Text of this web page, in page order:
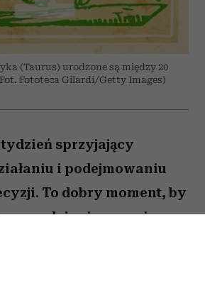
(Taurus) urodzone są między 20
Fototeca Gilardi/Getty Images)
sprzyjający
i podejmowaniu
To dobry moment, by
co daje ci poczucie